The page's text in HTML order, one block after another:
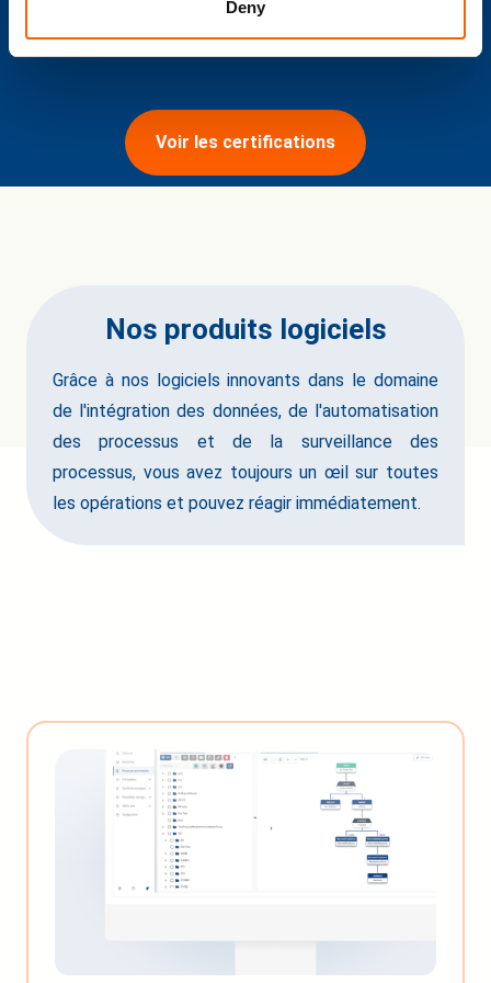
Deny
Voir les certifications
Nos produits logiciels
Grâce à nos logiciels innovants dans le domaine
de l'intégration des données, de l'automatisation
des processus et de la surveillance des
processus, vous avez toujours un œil sur toutes
les opérations et pouvez réagir immédiatement.